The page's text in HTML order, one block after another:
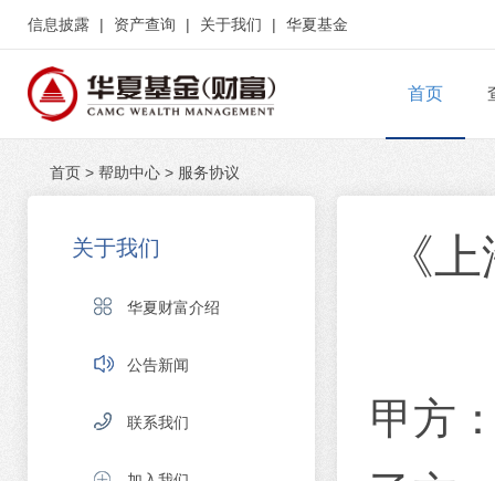
信息披露 | 资产查询 | 关于我们 | 华夏基金
首页
首页 > 帮助中心 > 服务协议
关于我们
华夏财富介绍
公告新闻
联系我们
《
甲方